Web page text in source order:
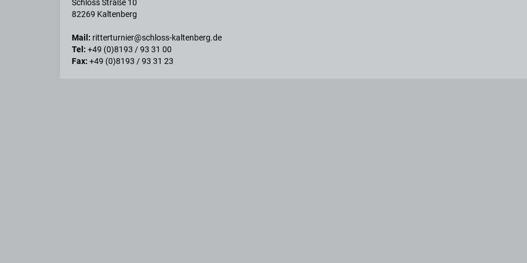
Schloss Straße 10
82269 Kaltenberg
Mail: ritterturnier@schloss-kaltenberg.de
Tel: +49 (0)8193 / 93 31 00
Fax: +49 (0)8193 / 93 31 23